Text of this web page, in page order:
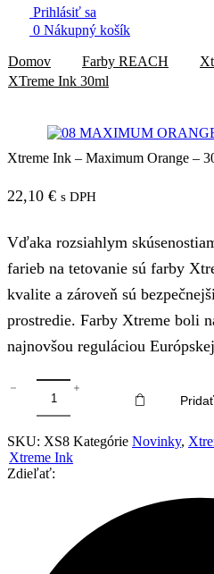
Prihlásiť sa
0 Nákupný košík
Domov Farby REACH
XTreme Ink 30ml
Xtreme Ink – Maximum Orange –
22,10 € s DPH
Vďaka rozsiahlym
farieb na tetovanie sú farby
kvalite a zároveň sú
prostredie. Farby Xtreme boli
najnovšou reguláciou
množstvo
-
Maximum
Orange
-
SKU: XS8 Kategórie Novinky,
Xtreme Ink
Zdieľať: